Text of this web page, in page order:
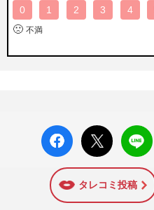
0 1 2 3 4
🙁 不満
facebo
ok い
X ポス
ト
LINE
タレコミ投稿